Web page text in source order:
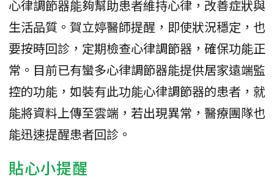
心律調節器能夠幫助患者維持心律，改善症狀與
生活品質。賀立婷醫師提醒，即使狀況穩定，也
要按時回診，定期檢查心律調節器，確保功能正
常。目前已有蠻多心律調節器能提供居家遠端監
控的功能，如裝有此功能心律調節器的患者，就
能將資料上傳至雲端，若出現異常，醫療團隊也
能迅速提醒患者回診。
貼心小提醒